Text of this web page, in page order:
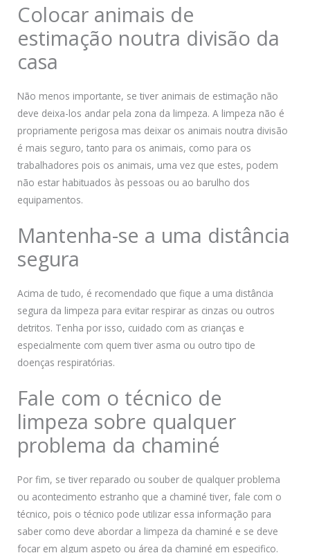
Colocar animais de
estimação noutra divisão da
casa
Não menos importante, se tiver animais de estimação não
deve deixa-los andar pela zona da limpeza. A limpeza não é
propriamente perigosa mas deixar os animais noutra divisão
é mais seguro, tanto para os animais, como para os
trabalhadores pois os animais, uma vez que estes, podem
não estar habituados às pessoas ou ao barulho dos
equipamentos.
Mantenha-se a uma distância
segura
Acima de tudo, é recomendado que fique a uma distância
segura da limpeza para evitar respirar as cinzas ou outros
detritos. Tenha por isso, cuidado com as crianças e
especialmente com quem tiver asma ou outro tipo de
doenças respiratórias.
Fale com o técnico de
limpeza sobre qualquer
problema da chaminé
Por fim, se tiver reparado ou souber de qualquer problema
ou acontecimento estranho que a chaminé tiver, fale com o
técnico, pois o técnico pode utilizar essa informação para
saber como deve abordar a limpeza da chaminé e se deve
focar em algum aspeto ou área da chaminé em especifico.